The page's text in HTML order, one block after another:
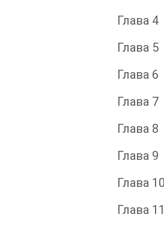
Глава 4
Глава 5
Глава 6
Глава 7
Глава 8
Глава 9
Глава 10
Глава 11